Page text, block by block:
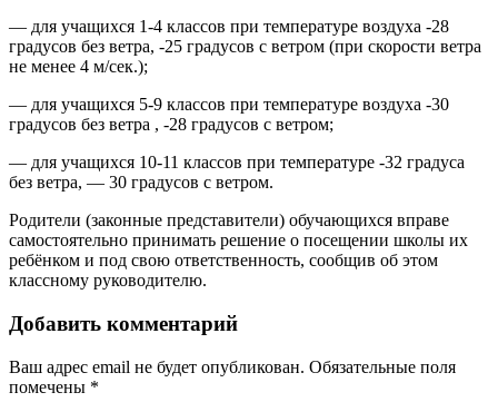
— для учащихся 1-4 классов при температуре воздуха -28
градусов без ветра, -25 градусов с ветром (при скорости ветра
не менее 4 м/сек.);
— для учащихся 5-9 классов при температуре воздуха -30
градусов без ветра , -28 градусов с ветром;
— для учащихся 10-11 классов при температуре -32 градуса
без ветра, — 30 градусов с ветром.
Родители (законные представители) обучающихся вправе
самостоятельно принимать решение о посещении школы их
ребёнком и под свою ответственность, сообщив об этом
классному руководителю.
Добавить комментарий
Ваш адрес email не будет опубликован. Обязательные поля
помечены *